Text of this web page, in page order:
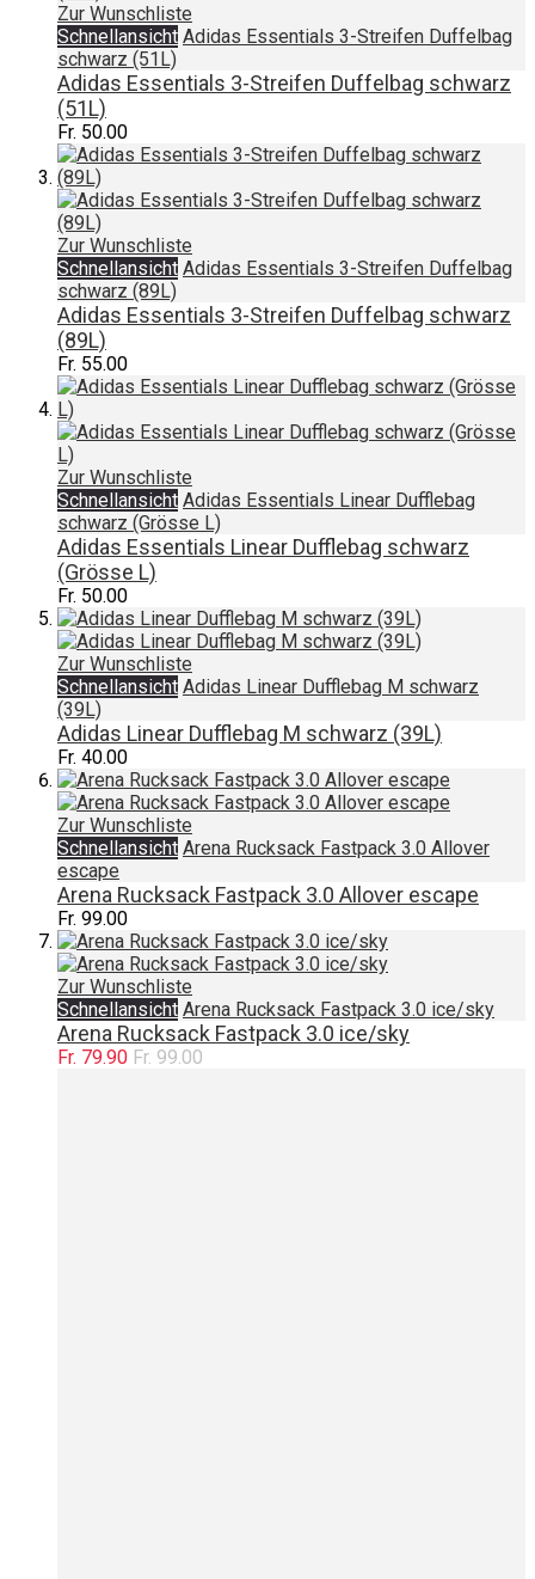
Zur Wunschliste
Schnellansicht Adidas Essentials 3-Streifen Duffelbag
schwarz (51L)
Adidas Essentials 3-Streifen Duffelbag schwarz
(51L)
Fr. 50.00
Zur Wunschliste
Schnellansicht Adidas Essentials 3-Streifen Duffelbag
schwarz (89L)
Adidas Essentials 3-Streifen Duffelbag schwarz
(89L)
Fr. 55.00
Zur Wunschliste
Schnellansicht Adidas Essentials Linear Dufflebag
schwarz (Grösse L)
Adidas Essentials Linear Dufflebag schwarz
(Grösse L)
Fr. 50.00
Zur Wunschliste
Schnellansicht Adidas Linear Dufflebag M schwarz
(39L)
Adidas Linear Dufflebag M schwarz (39L)
Fr. 40.00
Zur Wunschliste
Schnellansicht Arena Rucksack Fastpack 3.0 Allover
escape
Arena Rucksack Fastpack 3.0 Allover escape
Fr. 99.00
Zur Wunschliste
Schnellansicht Arena Rucksack Fastpack 3.0 ice/sky
Arena Rucksack Fastpack 3.0 ice/sky
Fr. 79.90 Fr. 99.00